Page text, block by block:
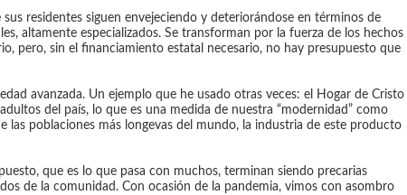
sus residentes siguen envejeciendo y deteriorándose en términos de
altamente especializados. Se transforman por la fuerza de los hechos
pero, sin el financiamiento estatal necesario, no hay presupuesto que
avanzada. Un ejemplo que he usado otras veces: el Hogar de Cristo
del país, lo que es una medida de nuestra “modernidad” como
las poblaciones más longevas del mundo, la industria de este producto
que es lo que pasa con muchos, terminan siendo precarias
de la comunidad. Con ocasión de la pandemia, vimos con asombro